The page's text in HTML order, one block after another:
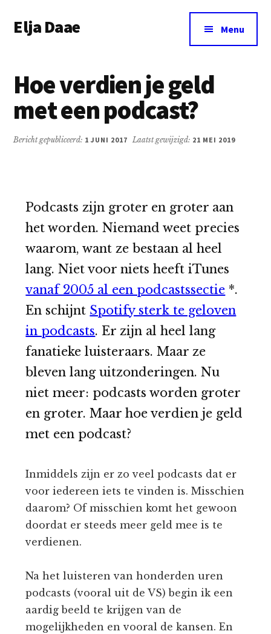
naar
naar
menu
Elja Daae
&
meer
Menu
Hoe verdien je geld
met een podcast?
Bericht gepubliceerd: 1 JUNI 2017 Laatst gewijzigd: 21 MEI 2019
Podcasts zijn groter en groter aan
het worden. Niemand weet precies
waarom, want ze bestaan al heel
lang. Niet voor niets heeft iTunes
vanaf 2005 al een podcastssectie *.
En schijnt Spotify sterk te geloven
in podcasts. Er zijn al heel lang
fanatieke luisteraars. Maar ze
bleven lang uitzonderingen. Nu
niet meer: podcasts worden groter
en groter. Maar hoe verdien je geld
met een podcast?
Inmiddels zijn er zo veel podcasts dat er
voor iedereen iets te vinden is. Misschien
daarom? Of misschien komt het gewoon
doordat er steeds meer geld mee is te
verdienen.
Na het luisteren van honderden uren
podcasts (vooral uit de VS) begin ik een
aardig beeld te krijgen van de
mogelijkheden en vooral de kansen. En